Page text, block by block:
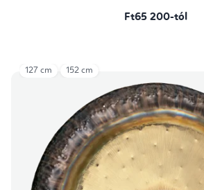
Ft65 200-tól
127 cm 152 cm